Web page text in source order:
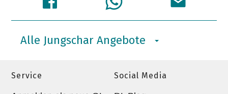
Alle Jungschar Angebote
Service Social Media